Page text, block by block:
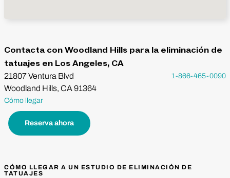
Contacta con Woodland Hills para la eliminación de
tatuajes en Los Angeles, CA
21807 Ventura Blvd
Woodland Hills, CA 91364
Cómo llegar
Reserva ahora
1-866-465-0090
CÓMO LLEGAR A UN ESTUDIO DE ELIMINACIÓN DE
TATUAJES